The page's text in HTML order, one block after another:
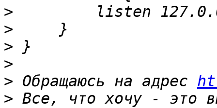
>
>
>
>
> Обращаюсь на адрес
> Все, что хочу - это